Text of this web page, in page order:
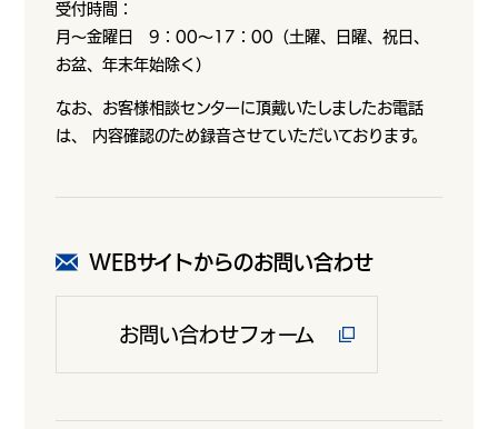
受付時間：
月～金曜日 9：00～17：00（土曜、日曜、祝日、
お盆、年末年始除く）
なお、お客様相談センターに頂戴いたしましたお電話
は、 内容確認のため録音させていただいております。
WEBサイトからのお問い合わせ
お問い合わせフォーム